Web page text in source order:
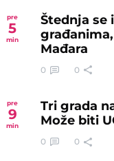
pre
5
min
Štednja se
Mađara
0 0
pre
9
min
Tri grada
Može biti
0 0